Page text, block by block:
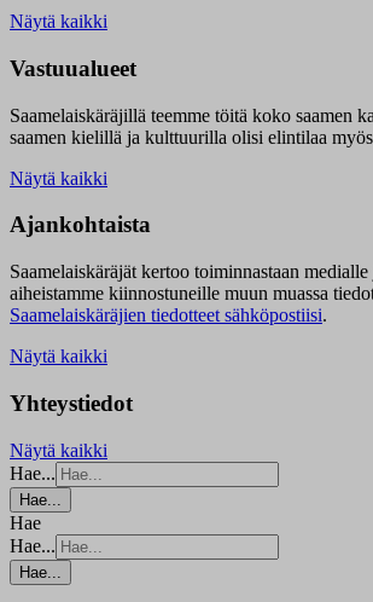
Näytä kaikki
Vastuualueet
Saamelaiskäräjillä teemme töitä koko saamen
saamen kielillä ja kulttuurilla olisi elintilaa myös
Näytä kaikki
Ajankohtaista
Saamelaiskäräjät kertoo toiminnastaan
aiheistamme kiinnostuneille muun muassa
Saamelaiskäräjien tiedotteet sähköpostiisi.
Näytä kaikki
Yhteystiedot
Näytä kaikki
Hae...
Hae...
Hae
Hae...
Hae...